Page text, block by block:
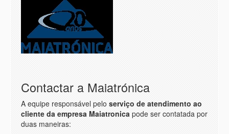
Contactar a Maiatrónica
A equipe responsável pelo serviço de atendimento ao
cliente da empresa Maiatronica pode ser contatada por
duas maneiras: